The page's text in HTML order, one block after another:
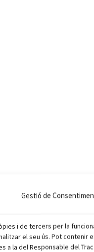
Gestió de
i de tercers per la
el seu ús. Pot contenir
a la del Responsable del